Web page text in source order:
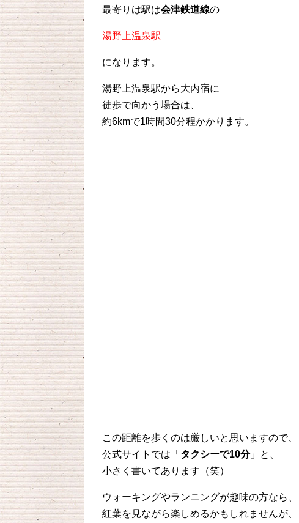
最寄りは駅は会津鉄道線の
湯野上温泉駅
になります。
湯野上温泉駅から大内宿に
徒歩で向かう場合は、
約6kmで1時間30分程かかります。
この距離を歩くのは厳しいと思いますので、
公式サイトでは「 タクシーで10分」と、
小さく書いてあります（笑）
ウォーキングやランニングが趣味の方なら、
紅葉を見ながら楽しめるかもしれませんが、